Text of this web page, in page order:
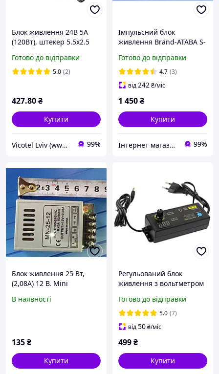
Блок живлення 24В 5А
(120Вт), штекер 5.5х2.5
Готово до відправки
5.0 (2)
427.80₴
Купити
Vicotel Lviv (www.radio-bazar.com) 99%
Імпульсний блок
живлення Brand-ATABA S-
перфорований корпус
Готово до відправки
4.7 (3)
від242₴/міс
1 450₴
Купити
Інтернет магазин "Техніка" 99%
Блок живлення 25 Вт,
(2,08А) 12 В. Mini
В наявності
135₴
Купити
Регульований блок
живлення з вольтметром
Готово до відправки
5.0 (7)
від50₴/міс
499₴
Купити